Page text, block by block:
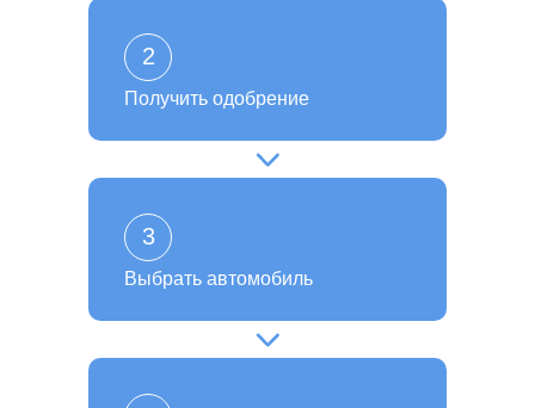
Выбрать автомобиль
3
Получить одобрение
2